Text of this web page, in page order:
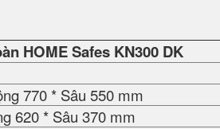
HOME Safes KN300 DK
770 * Sâu 550 mm
620 * Sâu 370 mm